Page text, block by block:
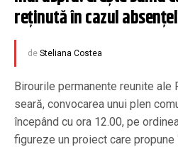
reținută în cazul
de Steliana Costea
Birourile permanente reunite ale
seară, convocarea unui plen
începând cu ora 12.00, pe
figureze un proiect care